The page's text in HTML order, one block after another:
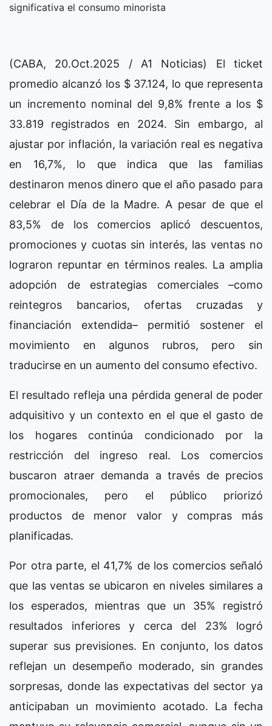
significativa el consumo minorista
(CABA, 20.Oct.2025 / A1 Noticias) El ticket
promedio alcanzó los $ 37.124, lo que representa
un incremento nominal del 9,8% frente a los $
33.819 registrados en 2024. Sin embargo, al
ajustar por inflación, la variación real es negativa
en 16,7%, lo que indica que las familias
destinaron menos dinero que el año pasado para
celebrar el Día de la Madre. A pesar de que el
83,5% de los comercios aplicó descuentos,
promociones y cuotas sin interés, las ventas no
lograron repuntar en términos reales. La amplia
adopción de estrategias comerciales –como
reintegros bancarios, ofertas cruzadas y
financiación extendida– permitió sostener el
movimiento en algunos rubros, pero sin
traducirse en un aumento del consumo efectivo.
El resultado refleja una pérdida general de poder
adquisitivo y un contexto en el que el gasto de
los hogares continúa condicionado por la
restricción del ingreso real. Los comercios
buscaron atraer demanda a través de precios
promocionales, pero el público priorizó
productos de menor valor y compras más
planificadas.
Por otra parte, el 41,7% de los comercios señaló
que las ventas se ubicaron en niveles similares a
los esperados, mientras que un 35% registró
resultados inferiores y cerca del 23% logró
superar sus previsiones. En conjunto, los datos
reflejan un desempeño moderado, sin grandes
sorpresas, donde las expectativas del sector ya
anticipaban un movimiento acotado. La fecha